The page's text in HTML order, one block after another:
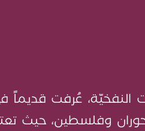
النفخيّة، عُرفت قديماً
وفلسطين، حيث